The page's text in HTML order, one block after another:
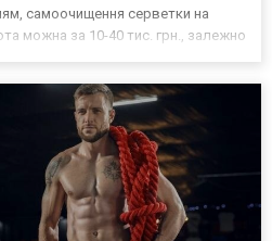
самоочищення серветки на
можна за 10-40 тис. грн., залежно